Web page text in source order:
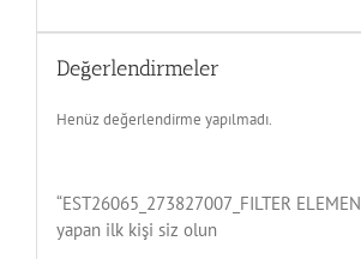
Değerlendirmeler
Henüz değerlendirme yapılmadı.
“EST26065_273827007_FILTER
yapan ilk kişi siz olun